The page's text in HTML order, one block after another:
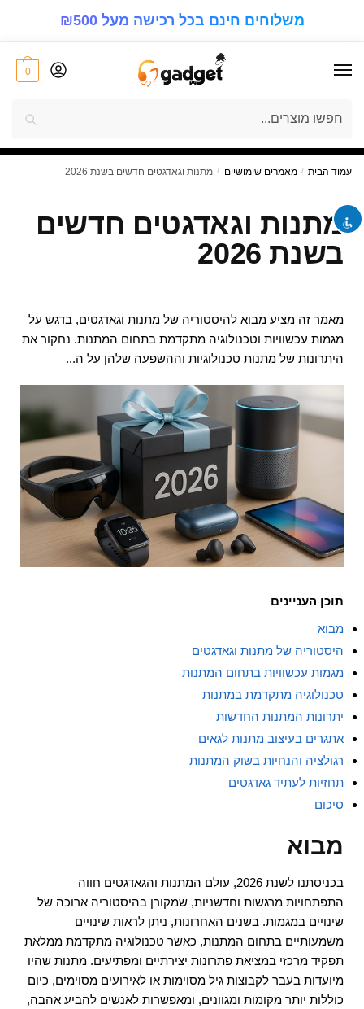
משלוחים חינם בכל רכישה מעל ₪500
0
7%הנחה
על כל סל הקניות! בכל רכישה!
עמוד הבית / מאמרים שימושיים / מתנות וגאדגטים חדשים בשנת 2026
מתנות וגאדגטים חדשים
בשנת 2026
מאמר זה מציע מבוא להיסטוריה של מתנות וגאדגטים, בדגש על
מגמות עכשוויות וטכנולוגיה מתקדמת בתחום המתנות. נחקור את
היתרונות של מתנות טכנולוגיות וההשפעה שלהן על ה...
תוכן העניינים
מבוא
היסטוריה של מתנות וגאדגטים
מגמות עכשוויות בתחום המתנות
טכנולוגיה מתקדמת במתנות
יתרונות המתנות החדשות
אתגרים בעיצוב מתנות לגאים
רגולציה והנחיות בשוק המתנות
תחזיות לעתיד גאדגטים
סיכום
מבוא
בכניסתנו לשנת 2026, עולם המתנות והגאדגטים חווה
התפתחויות מרגשות וחדשניות, שמקורן בהיסטוריה ארוכה של
שינויים במגמות. בשנים האחרונות, ניתן לראות שינויים
משמעותיים בתחום המתנות, כאשר טכנולוגיה מתקדמת ממלאת
תפקיד מרכזי במציאת פתרונות יצירתיים ומפתיעים. מתנות שהיו
מיועדות בעבר לקבוצות גיל מסוימות או לאירועים מסוימים, כיום
כוללות יותר מקומות ומגוונים, ומאפשרות לאנשים להביע אהבה,
keyboard ניווט במקלדת
zoom_out להקטין את התצוגה
remove_circle_outline הקטן את הגופן
add_circle_outline הגדל את הגופן
brightness_low ניגודיות כהה
format_underlined קו תחתון קישורים
אפס את כל האפשרויות
cached
השאר פידבק
תצהיר נגישות